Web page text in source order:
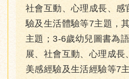
社會互動、心理成長、感
驗及生活體驗等7主題，
主題；3-6歲幼兒圖書為
展、社會互動、心理成長
美感經驗及生活經驗等7